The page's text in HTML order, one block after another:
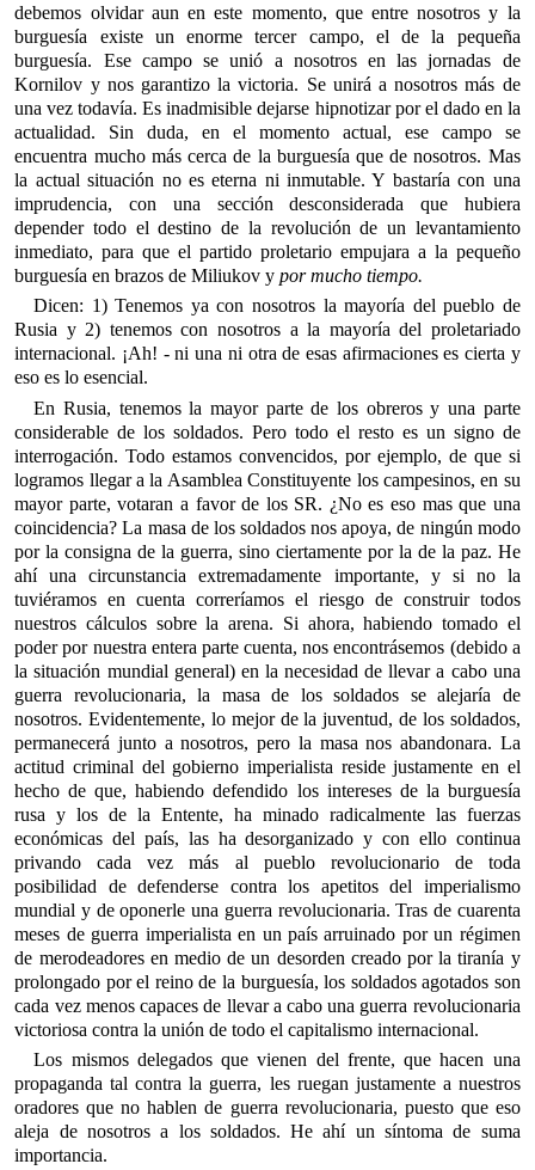
debemos olvidar aun en este momento, que entre nosotros y la
burguesía existe un enorme tercer campo, el de la pequeña
burguesía. Ese campo se unió a nosotros en las jornadas de
Kornilov y nos garantizo la victoria. Se unirá a nosotros más de
una vez todavía. Es inadmisible dejarse hipnotizar por el dado en la
actualidad. Sin duda, en el momento actual, ese campo se
encuentra mucho más cerca de la burguesía que de nosotros. Mas
la actual situación no es eterna ni inmutable. Y bastaría con una
imprudencia, con una sección desconsiderada que hubiera
depender todo el destino de la revolución de un levantamiento
inmediato, para que el partido proletario empujara a la pequeño
burguesía en brazos de Miliukov ypor mucho tiempo.
Dicen: 1) Tenemos ya con nosotros la mayoría del pueblo de
Rusia y 2) tenemos con nosotros a la mayoría del proletariado
internacional. ¡Ah! - ni una ni otra de esas afirmaciones es cierta y
eso es lo esencial.
En Rusia, tenemos la mayor parte de los obreros y una parte
considerable de los soldados. Pero todo el resto es un signo de
interrogación. Todo estamos convencidos, por ejemplo, de que si
logramos llegar a la Asamblea Constituyente los campesinos, en su
mayor parte, votaran a favor de los SR. ¿No es eso mas que una
coincidencia? La masa de los soldados nos apoya, de ningún modo
por la consigna de la guerra, sino ciertamente por la de la paz. He
ahí una circunstancia extremadamente importante, y si no la
tuviéramos en cuenta correríamos el riesgo de construir todos
nuestros cálculos sobre la arena. Si ahora, habiendo tomado el
poder por nuestra entera parte cuenta, nos encontrásemos (debido a
la situación mundial general) en la necesidad de llevar a cabo una
guerra revolucionaria, la masa de los soldados se alejaría de
nosotros. Evidentemente, lo mejor de la juventud, de los soldados,
permanecerá junto a nosotros, pero la masa nos abandonara. La
actitud criminal del gobierno imperialista reside justamente en el
hecho de que, habiendo defendido los intereses de la burguesía
rusa y los de la Entente, ha minado radicalmente las fuerzas
económicas del país, las ha desorganizado y con ello continua
privando cada vez más al pueblo revolucionario de toda
posibilidad de defenderse contra los apetitos del imperialismo
mundial y de oponerle una guerra revolucionaria. Tras de cuarenta
meses de guerra imperialista en un país arruinado por un régimen
de merodeadores en medio de un desorden creado por la tiranía y
prolongado por el reino de la burguesía, los soldados agotados son
cada vez menos capaces de llevar a cabo una guerra revolucionaria
victoriosa contra la unión de todo el capitalismo internacional.
Los mismos delegados que vienen del frente, que hacen una
propaganda tal contra la guerra, les ruegan justamente a nuestros
oradores que no hablen de guerra revolucionaria, puesto que eso
aleja de nosotros a los soldados. He ahí un síntoma de suma
importancia.